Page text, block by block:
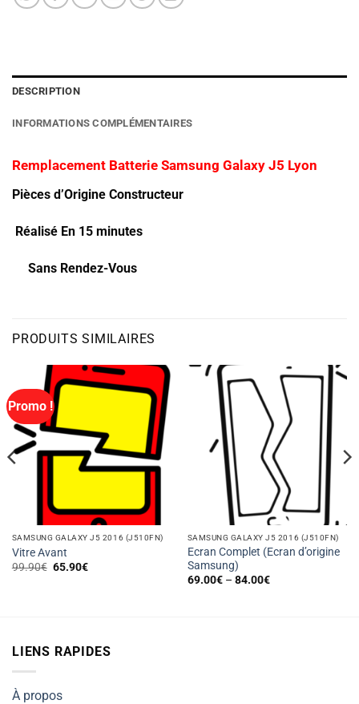
DESCRIPTION
INFORMATIONS COMPLÉMENTAIRES
Remplacement Batterie Samsung Galaxy J5 Lyon
Pièces d’Origine Constructeur
Réalisé En 15 minutes
Sans Rendez-Vous
PRODUITS SIMILAIRES
Promo !
SAMSUNG GALAXY J5 2016 (J510FN)
Vitre Avant
99.90€ Le
65.90€Le
SAMSUNG GALAXY J5 2016 (J510FN)
Ecran Complet (Ecran d’origine
Samsung)
69.00€– 84.00€
LIENS RAPIDES
À propos